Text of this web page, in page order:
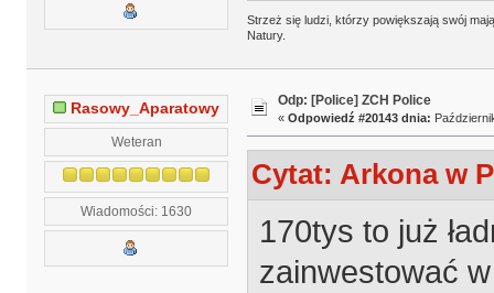
Strzeż się ludzi, którzy powiększają swój
Natury.
Rasowy_Aparatowy
Weteran
Wiadomości: 1630
Odp: [Police] ZCH Police
« Odpowiedź #20143 dnia:
Cytat: Arkona w
170tys to już
zainwestować